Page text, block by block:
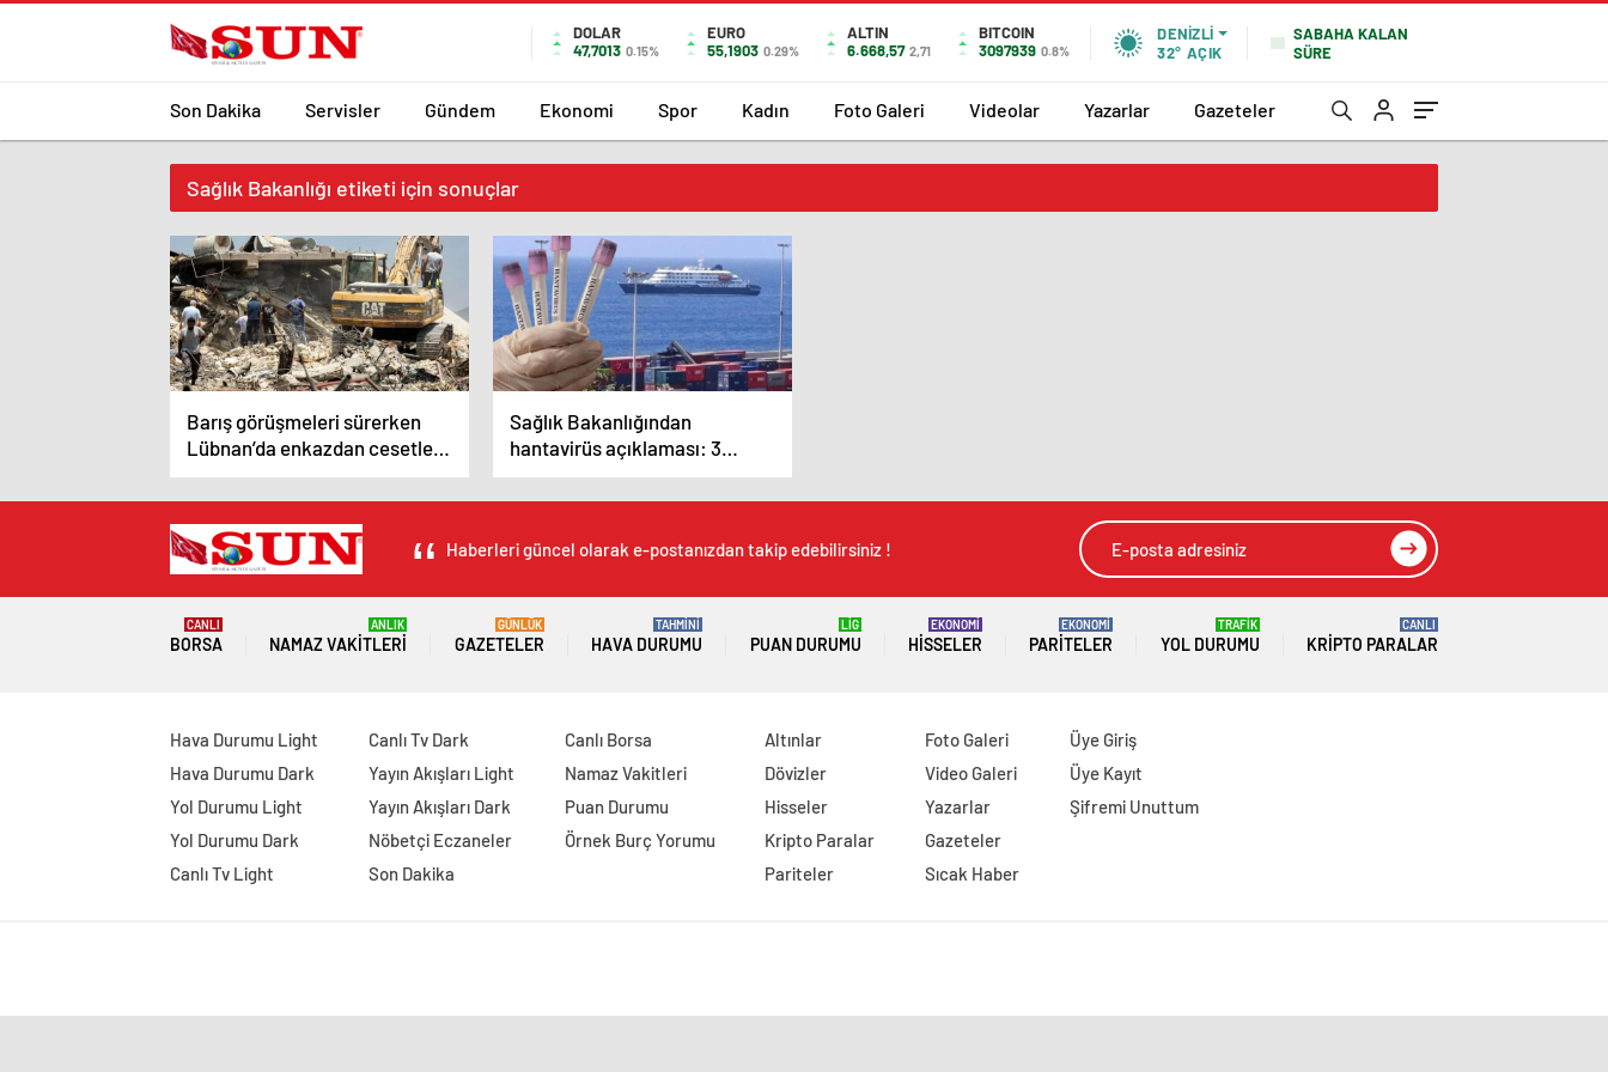
DOLAR
47,7013 0.15%
EURO
55,1903 0.29%
ALTIN
6.668,57 2,71
BITCOIN
3097939 0.8%
DENIZLI
32° AÇIK
SABAHA KALAN
SÜRE
Son Dakika Servisler Gündem Ekonomi Spor Kadın Foto Galeri Videolar Yazarlar Gazeteler
Sağlık Bakanlığı etiketi için sonuçlar
Barış görüşmeleri sürerken
Lübnan’da enkazdan cesetler
çıkarıldı
Sağlık Bakanlığından
hantavirüs açıklaması: 3
vatandaşımız ülkemize
getirilecek
Haberleri güncel olarak e-postanızdan takip edebilirsiniz !
BORSA
CANLI
NAMAZ VAKITLERI
ANLIK
GAZETELER
GÜNLÜK
HAVA DURUMU
TAHMİNİ
PUAN DURUMU
LİG
HISSELER
EKONOMİ
PARITELER
EKONOMİ
YOL DURUMU
TRAFİK
KRIPTO PARALAR
CANLI
Hava Durumu Light
Hava Durumu Dark
Yol Durumu Light
Yol Durumu Dark
Canlı Tv Light
Canlı Tv Dark
Yayın Akışları Light
Yayın Akışları Dark
Nöbetçi Eczaneler
Son Dakika
Canlı Borsa
Namaz Vakitleri
Puan Durumu
Örnek Burç Yorumu
Altınlar
Dövizler
Hisseler
Kripto Paralar
Pariteler
Foto Galeri
Video Galeri
Yazarlar
Gazeteler
Sıcak Haber
Üye Giriş
Üye Kayıt
Şifremi Unuttum